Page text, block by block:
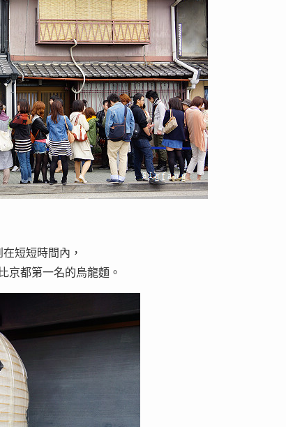
短短時間內，
京都第一名的烏龍麵。